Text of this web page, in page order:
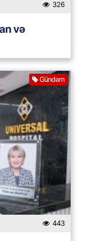
326
və
Gündəm
443